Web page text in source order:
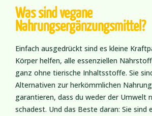
Was sind vegane
Nahrungsergänzungsmittel?
Einfach ausgedrückt sind es kleine
Körper helfen, alle essenziellen
ganz ohne tierische Inhaltsstoffe. Sie
Alternativen zur herkömmlichen
garantieren, dass du weder der Umwelt
schadest. Und das Beste daran: Sie sind